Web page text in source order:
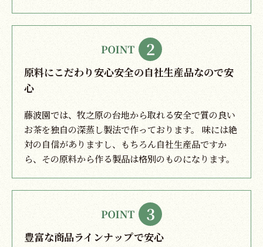
原料にこだわり安心安全の自社生産品なので安
心
藤波園では、牧之原の台地から取れる安全で質の良い
お茶を独自の深蒸し製法で作っております。 味には絶
対の自信がありますし、もちろん自社生産品ですか
ら、その原料から作る製品は格別のものになります。
豊富な商品ラインナップで安心